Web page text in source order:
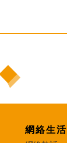
網絡生活